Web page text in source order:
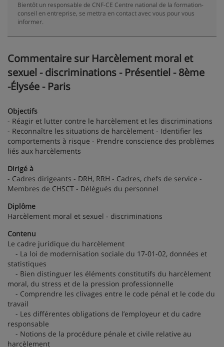
Bientôt un responsable de CNF-CE Centre national de la formation-
conseil en entreprise, se mettra en contact avec vous pour vous
informer.
Commentaire sur Harcèlement moral et
sexuel - discriminations - Présentiel - 8ème
-Élysée - Paris
Objectifs
- Réagir et lutter contre le harcèlement et les discriminations
- Reconnaître les situations de harcèlement - Identifier les
comportements à risque - Prendre conscience des problèmes
liés aux harcèlements
Dirigé à
- Cadres dirigeants - DRH, RRH - Cadres, chefs de service -
Membres de CHSCT - Délégués du personnel
Diplôme
Harcèlement moral et sexuel - discriminations
Contenu
Le cadre juridique du harcèlement
- La loi de modernisation sociale du 17-01-02, données et
statistiques
- Bien distinguer les éléments constitutifs du harcèlement
moral, du stress et de la pression professionnelle
- Comprendre les clivages entre le code pénal et le code du
travail
- Les différentes obligations de l’employeur et du cadre
responsable
- Notions de la procédure pénale et civile relative au
harcèlement